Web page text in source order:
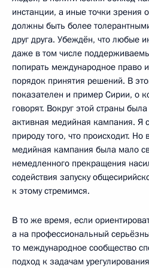
инстанции, а иные точки зрения
должны быть более
друг друга. Убеждён, что любые
даже в том числе
попирать международное право
порядок принятия решений. В
показателен и пример Сирии, о
говорят. Вокруг этой страны
активная медийная кампания. Я
природу того, что происходит.
медийная кампания была мало
немедленного прекращения
содействия запуску
к этому стремимся.
В то же время, если
а на профессиональный
то международное сообщество
подход к задачам